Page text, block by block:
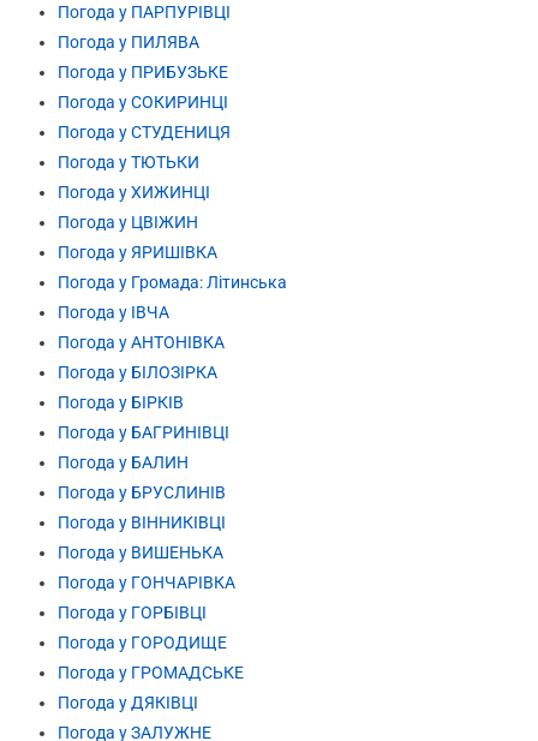
Погода у ПАРПУРІВЦІ
Погода у ПИЛЯВА
Погода у ПРИБУЗЬКЕ
Погода у СОКИРИНЦІ
Погода у СТУДЕНИЦЯ
Погода у ТЮТЬКИ
Погода у ХИЖИНЦІ
Погода у ЦВІЖИН
Погода у ЯРИШІВКА
Погода у Громада: Літинська
Погода у ІВЧА
Погода у АНТОНІВКА
Погода у БІЛОЗІРКА
Погода у БІРКІВ
Погода у БАГРИНІВЦІ
Погода у БАЛИН
Погода у БРУСЛИНІВ
Погода у ВІННИКІВЦІ
Погода у ВИШЕНЬКА
Погода у ГОНЧАРІВКА
Погода у ГОРБІВЦІ
Погода у ГОРОДИЩЕ
Погода у ГРОМАДСЬКЕ
Погода у ДЯКІВЦІ
Погода у ЗАЛУЖНЕ